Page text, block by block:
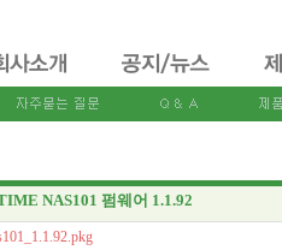
NAS101 펌웨어 1.1.92